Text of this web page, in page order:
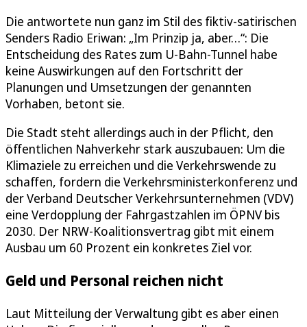
Die antwortete nun ganz im Stil des fiktiv-satirischen
Senders Radio Eriwan: „Im Prinzip ja, aber…“: Die
Entscheidung des Rates zum U‑Bahn-Tunnel habe
keine Auswirkungen auf den Fortschritt der
Planungen und Umsetzungen der genannten
Vorhaben, betont sie.
Die Stadt steht allerdings auch in der Pflicht, den
öffentlichen Nahverkehr stark auszubauen: Um die
Klimaziele zu erreichen und die Verkehrswende zu
schaffen, fordern die Verkehrsministerkonferenz und
der Verband Deutscher Verkehrsunternehmen (VDV)
eine Verdopplung der Fahrgastzahlen im ÖPNV bis
2030. Der NRW-Koalitionsvertrag gibt mit einem
Ausbau um 60 Prozent ein konkretes Ziel vor.
Geld und Personal reichen nicht
Laut Mitteilung der Verwaltung gibt es aber einen